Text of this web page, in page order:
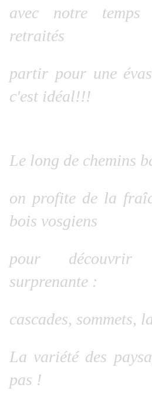
avec notre temps
retraités
partir pour une
c'est idéal!!!
Le long de chemins
on profite de la
bois vosgiens
pour découvrir
surprenante :
cascades, sommets,
La variété des
pas !